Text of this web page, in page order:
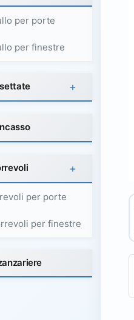
per porte
per finestre
+
+
per porte
per finestre